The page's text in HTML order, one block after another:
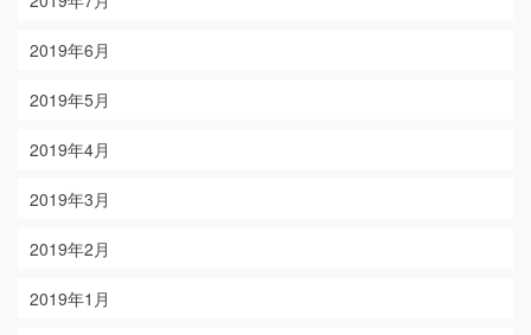
2019年6月
2019年5月
2019年4月
2019年3月
2019年2月
2019年1月